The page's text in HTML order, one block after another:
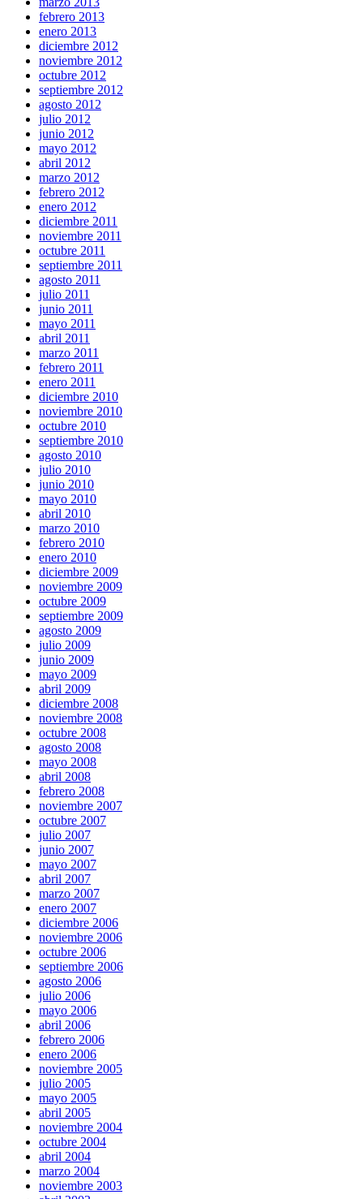
febrero 2013
enero 2013
diciembre 2012
noviembre 2012
octubre 2012
septiembre 2012
agosto 2012
julio 2012
junio 2012
mayo 2012
abril 2012
marzo 2012
febrero 2012
enero 2012
diciembre 2011
noviembre 2011
octubre 2011
septiembre 2011
agosto 2011
julio 2011
junio 2011
mayo 2011
abril 2011
marzo 2011
febrero 2011
enero 2011
diciembre 2010
noviembre 2010
octubre 2010
septiembre 2010
agosto 2010
julio 2010
junio 2010
mayo 2010
abril 2010
marzo 2010
febrero 2010
enero 2010
diciembre 2009
noviembre 2009
octubre 2009
septiembre 2009
agosto 2009
julio 2009
junio 2009
mayo 2009
abril 2009
diciembre 2008
noviembre 2008
octubre 2008
agosto 2008
mayo 2008
abril 2008
febrero 2008
noviembre 2007
octubre 2007
julio 2007
junio 2007
mayo 2007
abril 2007
marzo 2007
enero 2007
diciembre 2006
noviembre 2006
octubre 2006
septiembre 2006
agosto 2006
julio 2006
mayo 2006
abril 2006
febrero 2006
enero 2006
noviembre 2005
julio 2005
mayo 2005
abril 2005
noviembre 2004
octubre 2004
abril 2004
marzo 2004
noviembre 2003